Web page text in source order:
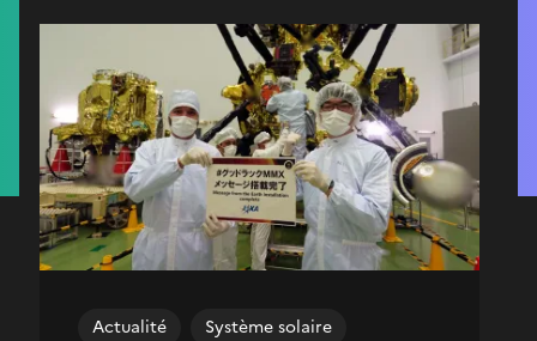
Actualité Système solaire